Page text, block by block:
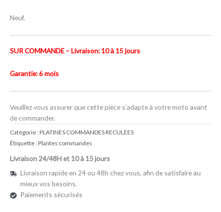
Neuf.
SUR COMMANDE – Livraison: 10 à 15 jours
Garantie: 6 mois
Veuillez vous assurer que cette pièce s’adapte à votre moto avant
de commander.
Catégorie :PLATINES COMMANDES RECULEES
Étiquette :Plantes commandes
Livraison 24/48H et 10 à 15 jours
Livraison rapide en 24 ou 48h chez vous, afin de satisfaire au
mieux vos besoins.
Paiements sécurisés